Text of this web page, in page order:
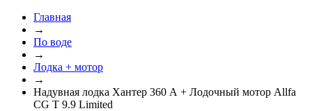
Главная
→
По воде
→
Лодка + мотор
→
Надувная лодка Хантер 360 А + Лодочный мотор Allfa
CG T 9.9 Limited